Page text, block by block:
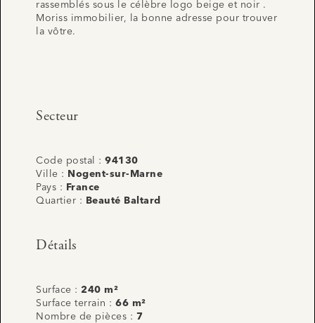
rassemblés sous le célèbre logo beige et noir .
Moriss immobilier, la bonne adresse pour trouver
la vôtre.
Secteur
Code postal : 94130
Ville :
Nogent-sur-Marne
Pays :
France
Quartier :
Beauté Baltard
Détails
Surface : 240 m²
Surface terrain : 66 m²
Nombre de pièces : 7